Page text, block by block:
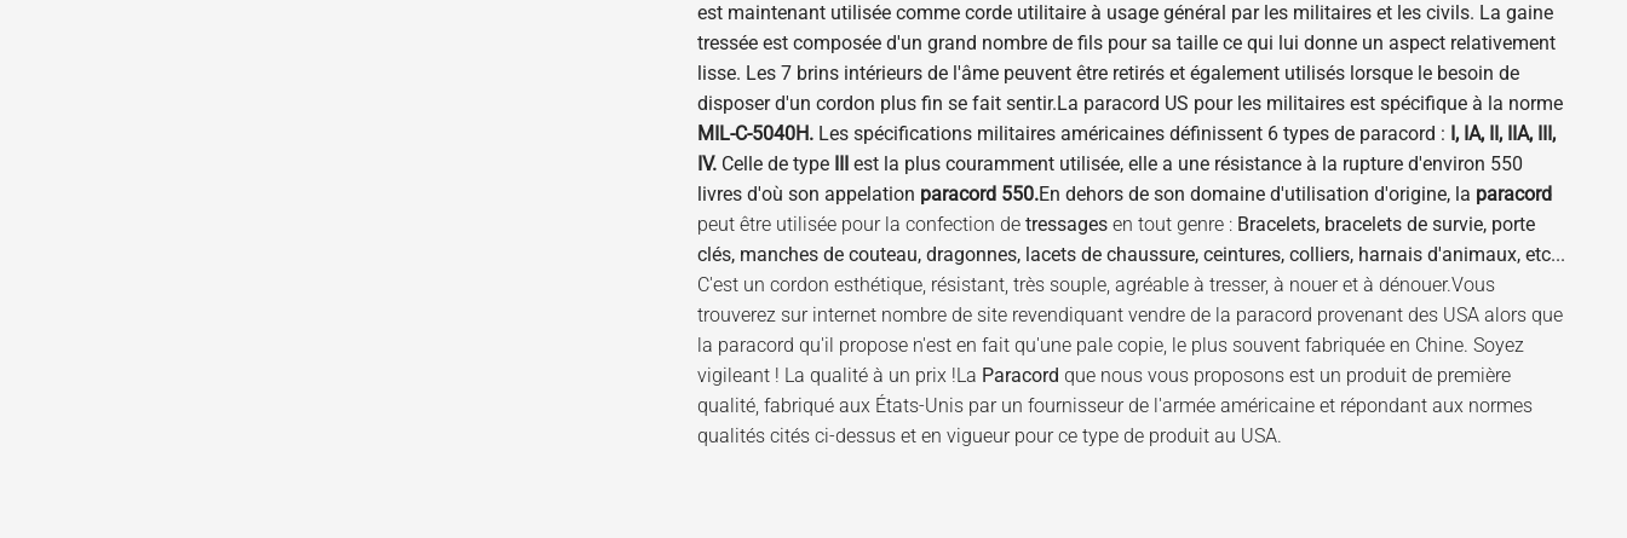
est maintenant utilisée comme corde utilitaire à usage général par les militaires et les civils. La gaine
tressée est composée d'un grand nombre de fils pour sa taille ce qui lui donne un aspect relativement
lisse. Les 7 brins intérieurs de l'âme peuvent être retirés et également utilisés lorsque le besoin de
disposer d'un cordon plus fin se fait sentir.La paracord US pour les militaires est spécifique à la norme
MIL-C-5040H. Les spécifications militaires américaines définissent 6 types de paracord : I, IA, II, IIA, III,
IV. Celle de type
est la plus couramment utilisée, elle a une résistance à la rupture d'environ 550
livres d'où son appelation paracord 550.En dehors de son domaine d'utilisation d'origine, la paracord
peut être utilisée pour la confection de tressages en tout genre : Bracelets, bracelets de survie, porte
clés, manches de couteau, dragonnes, lacets de chaussure, ceintures, colliers, harnais d'animaux, etc...
C'est un cordon esthétique, résistant, très souple, agréable à tresser, à nouer et à dénouer.Vous
trouverez sur internet nombre de site revendiquant vendre de la paracord provenant des USA alors que
la paracord qu'il propose n'est en fait qu'une pale copie, le plus souvent fabriquée en Chine. Soyez
vigileant ! La qualité à un prix !La Paracord que nous vous proposons est un produit de première
qualité, fabriqué aux États-Unis par un fournisseur de l'armée américaine et répondant aux normes
qualités cités ci-dessus et en vigueur pour ce type de produit au USA.